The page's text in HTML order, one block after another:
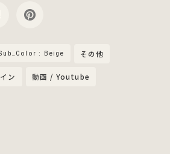
: Beige その他
ン 動画 / Youtube